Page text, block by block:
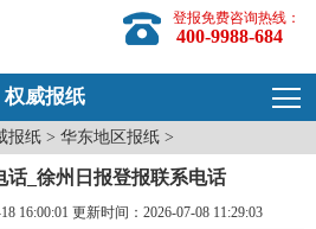
登报免费咨询热线：
400-9988-684
权威报纸
报纸 >华东地区报纸 >
话_徐州日报登报联系电话
16:00:01 更新时间：2026-07-08 11:29:03